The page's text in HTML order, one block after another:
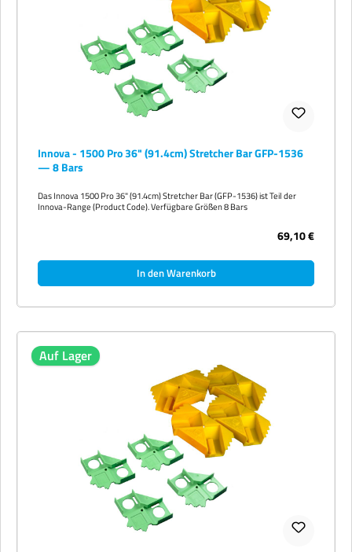
Innova - 1500 Pro 36" (91.4cm) Stretcher Bar GFP-1536
— 8 Bars
Das Innova 1500 Pro 36" (91.4cm) Stretcher Bar (GFP-1536) ist Teil der
Innova-Range (Product Code). Verfügbare Größen 8 Bars
69,10 €
In den Warenkorb
Auf Lager